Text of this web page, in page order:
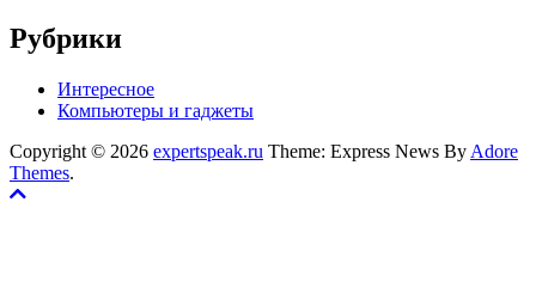
Рубрики
Интересное
Компьютеры и гаджеты
Copyright © 2026 expertspeak.ru Theme: Express News By Adore
Themes.